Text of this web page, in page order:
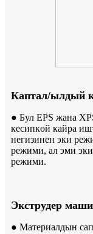
Каптал/ылдый
● Бул EPS жана
кесипкөй кайра
негизинен эки
режими, ал эми
режими.
Экструдер
● Материалдын